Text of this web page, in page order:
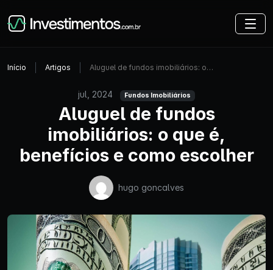
Início Artigos Aluguel de fundos imobiliários: o…
jul, 2024 Fundos Imobiliários
Aluguel de fundos
imobiliários: o que é,
benefícios e como escolher
hugo goncalves